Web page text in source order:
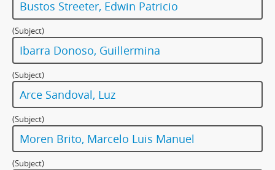
Bustos Streeter, Edwin Patricio
(Subject)
Ibarra Donoso, Guillermina
(Subject)
Arce Sandoval, Luz
(Subject)
Moren Brito, Marcelo Luis Manuel
(Subject)